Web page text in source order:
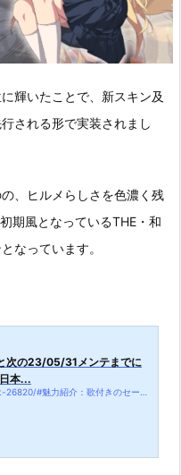
輝いたことで、新スキン及
される形で実装されまし
、ヒルメらしさを色濃く残
期風となっているTHE・和
なっています。
次の23/05/31メンテまでに
本...